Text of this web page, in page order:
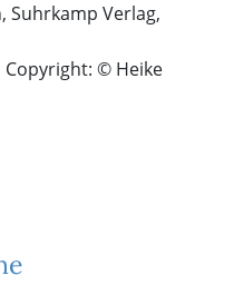
Suhrkamp Verlag,
© Heike